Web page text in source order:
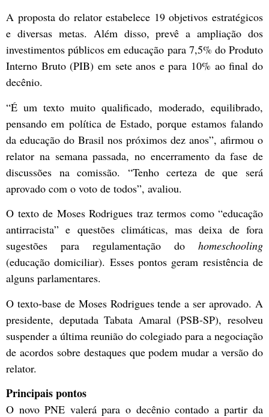
A proposta do relator estabelece 19 objetivos estratégicos
e diversas metas. Além disso, prevê a ampliação dos
investimentos públicos em educação para 7,5% do Produto
Interno Bruto(PIB) em sete anos e para 10% ao final do
decênio.
“É um texto muito qualificado, moderado, equilibrado,
pensando em política de Estado, porque estamos falando
da educação do Brasil nos próximos dez anos”, afirmou o
relator na semana passada, no encerramento da fase de
discussões na comissão. “Tenho certeza de que será
aprovado com o voto de todos”, avaliou.
O texto de Moses Rodrigues traz termos como “educação
antirracista” e questões climáticas, mas deixa de fora
sugestões para regulamentação do homeschooling
(educação domiciliar). Esses pontos geram resistência de
alguns parlamentares.
O texto-base de Moses Rodrigues tende a ser aprovado. A
presidente, deputada Tabata Amaral (PSB-SP), resolveu
suspender a última reunião do colegiado para a negociação
de acordos sobre destaquesque podem mudar a versão do
relator.
Principais pontos
O novo PNE valerá para o decênio contado a partir da